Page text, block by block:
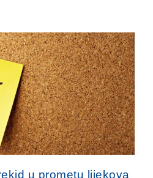
u prometu lijekova